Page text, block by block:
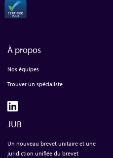
À propos
Nos équipes
Trouver un spécialiste
JUB
Un nouveau brevet unitaire et une
juridiction unifiée du brevet